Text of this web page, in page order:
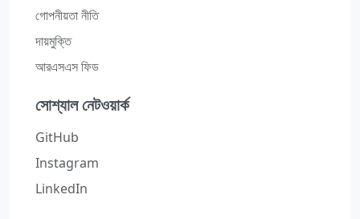
গোপনীয়তা নীতি
দায়মুক্তি
আরএসএস ফিড
সোশ্যাল নেটওয়ার্ক
GitHub
Instagram
LinkedIn